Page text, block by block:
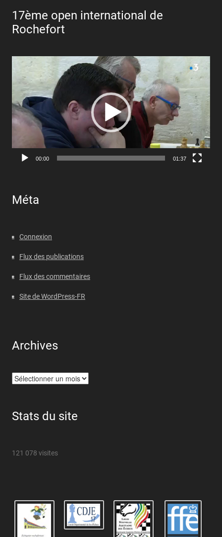
17ème open international de
Rochefort
Lecteur
00:00 01:37
Méta
Connexion
Flux des publications
Flux des commentaires
Site de WordPress-FR
Archives
Archives
Stats du site
121 078 visites